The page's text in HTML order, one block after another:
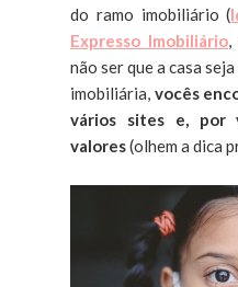
do ramo imobiliário (
Expresso Imobiliário,
não ser que a casa
imobiliária, vocês
vários sites e, por
valores(olhem a dica